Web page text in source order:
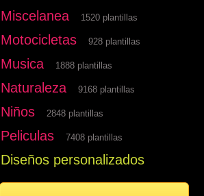
Miscelanea 1520 plantillas
Motocicletas 928 plantillas
Musica 1888 plantillas
Naturaleza 9168 plantillas
Niños 2848 plantillas
Peliculas 7408 plantillas
Diseños personalizados